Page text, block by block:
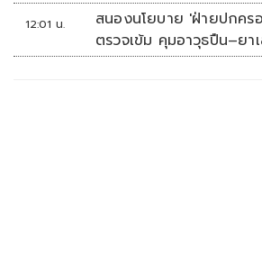
12:01 น.
สนองนโยบาย 'ฝ่ายปกคร
ตรวจเข้ม คุมอาวุธปืน–ยา